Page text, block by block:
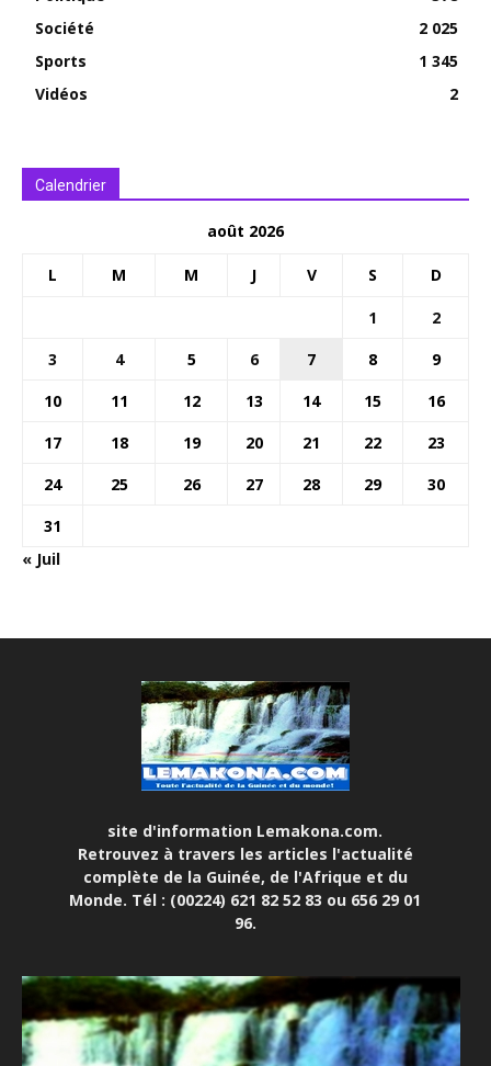
Société
2 025
Sports
1 345
Vidéos
2
Calendrier
août 2026
L M M J V S D
1
2
3
4 5 6 7 8
9
10
11 12 13 14 15
16
17
18 19 20 21 22
23
24
25 26 27 28 29
30
31
« Juil
site d'information Lemakona.com.
Retrouvez à travers les articles l'actualité
complète de la Guinée, de l'Afrique et du
Monde. Tél : (00224) 621 82 52 83 ou 656 29 01
96.